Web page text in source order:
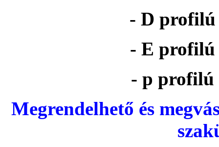
- D profilú
- E profilú
- p profilú
Megrendelhető és